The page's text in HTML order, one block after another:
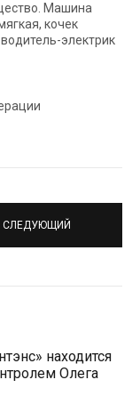
Машина
кочек
электрик
СЛЕДУЮЩИЙ
находится
Олега